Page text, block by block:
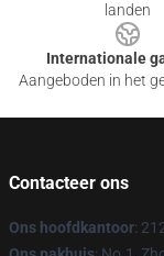
landen
Internationale
Aangeboden in het
Contacteer ons
Ons hoofdkantoor: